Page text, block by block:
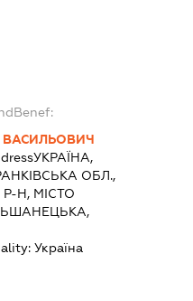
ВАСИЛЬОВИЧ
УКРАЇНА,
ОБЛ.,
Н, МІСТО
Україна